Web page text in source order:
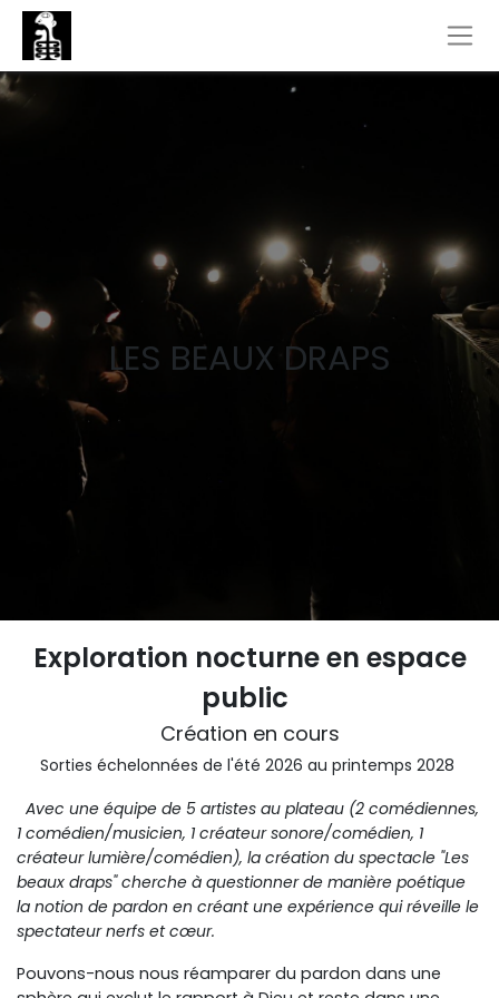
LES BEAUX DRAPS
Exploration nocturne en espace
public
Création en cours
Sorties échelonnées de l'été 2026 au printemps 2028
Avec une équipe de 5 artistes au plateau (2 comédiennes,
1 comédien/musicien, 1 créateur sonore/comédien, 1
créateur lumière/comédien), la création du spectacle "Les
beaux draps" cherche à questionner de manière poétique
la notion de pardon en créant une expérience qui réveille le
spectateur nerfs et cœur.
Pouvons-nous nous réamparer du pardon dans une